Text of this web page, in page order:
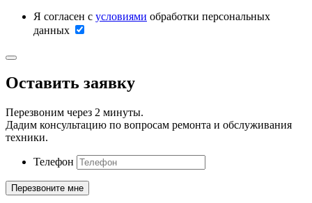
Я согласен с условиями обработки персональных
данных
Оставить заявку
Перезвоним через 2 минуты.
Дадим консультацию по вопросам ремонта и обслуживания
техники.
Телефон